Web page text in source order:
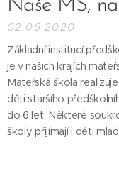
Naše MŠ,
02.06.2020
Základní institucí
je v našich krajích
Mateřská škola
děti staršího
do 6 let. Některé
školy přijímají i děti